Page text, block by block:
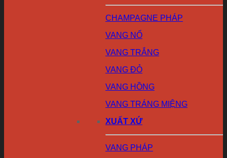
CHAMPAGNE PHÁP
VANG NỔ
VANG TRẮNG
VANG ĐỎ
VANG HỒNG
VANG TRÁNG MIỆNG
XUẤT XỨ
VANG PHÁP